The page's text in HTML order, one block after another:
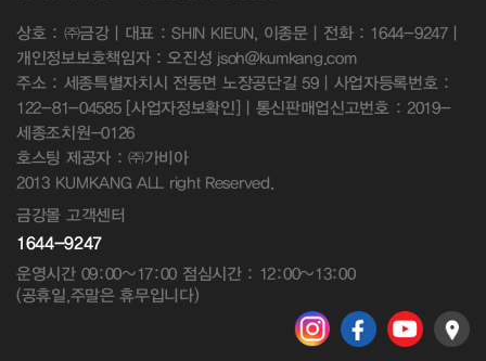
상호 : ㈜금강 | 대표 : SHIN KIEUN, 이종문 | 전화 : 1644-9247 |
개인정보보호책임자 : 오진성 jsoh@kumkang.com
주소 : 세종특별자치시 전동면 노장공단길 59 | 사업자등록번호 :
122-81-04585 [사업자정보확인] | 통신판매업신고번호 : 2019-
세종조치원-0126
호스팅 제공자 : ㈜가비아
2013 KUMKANG ALL right Reserved.
금강몰 고객센터
1644-9247
운영시간 09:00~17:00 점심시간 : 12:00~13:00
(공휴일,주말은 휴무입니다)